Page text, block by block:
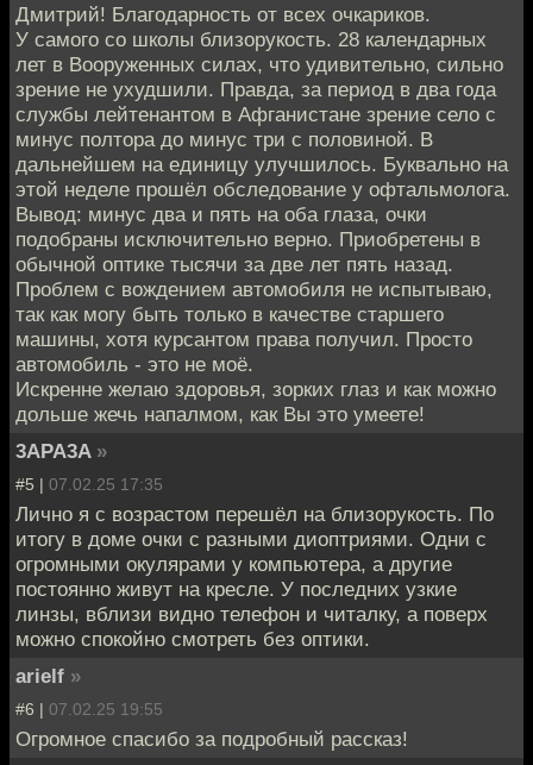
Дмитрий! Благодарность от всех очкариков.
У самого со школы близорукость. 28 календарных
лет в Вооруженных силах, что удивительно, сильно
зрение не ухудшили. Правда, за период в два года
службы лейтенантом в Афганистане зрение село с
минус полтора до минус три с половиной. В
дальнейшем на единицу улучшилось. Буквально на
этой неделе прошëл обследование у офтальмолога.
Вывод: минус два и пять на оба глаза, очки
подобраны исключительно верно. Приобретены в
обычной оптике тысячи за две лет пять назад.
Проблем с вождением автомобиля не испытываю,
так как могу быть только в качестве старшего
машины, хотя курсантом права получил. Просто
автомобиль - это не моë.
Искренне желаю здоровья, зорких глаз и как можно
дольше жечь напалмом, как Вы это умеете!
3APA3A »
#5 | 07.02.25 17:35
Лично я с возрастом перешёл на близорукость. По
итогу в доме очки с разными диоптриями. Одни с
огромными окулярами у компьютера, а другие
постоянно живут на кресле. У последних узкие
линзы, вблизи видно телефон и читалку, а поверх
можно спокойно смотреть без оптики.
arielf »
#6 | 07.02.25 19:55
Огромное спасибо за подробный рассказ!